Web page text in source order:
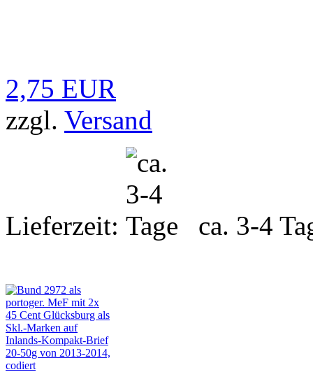
2,75 EUR
zzgl. Versand
Lieferzeit: ca. 3-4